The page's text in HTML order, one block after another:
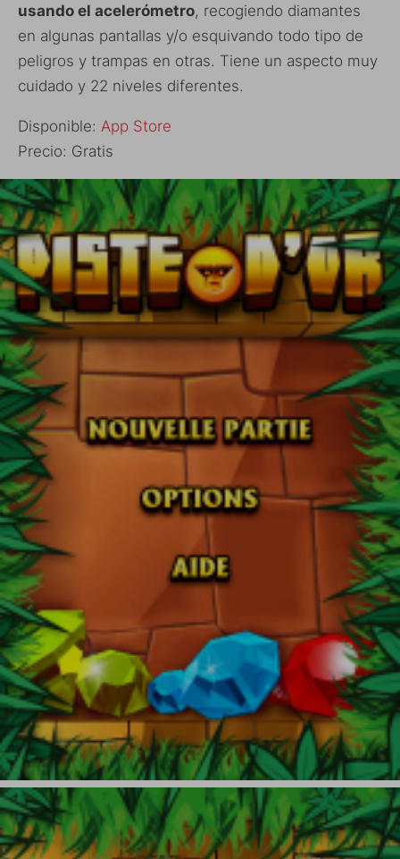
usando el acelerómetro, recogiendo diamantes
en algunas pantallas y/o esquivando todo tipo de
peligros y trampas en otras. Tiene un aspecto muy
cuidado y 22 niveles diferentes.
Disponible: App Store
Precio: Gratis